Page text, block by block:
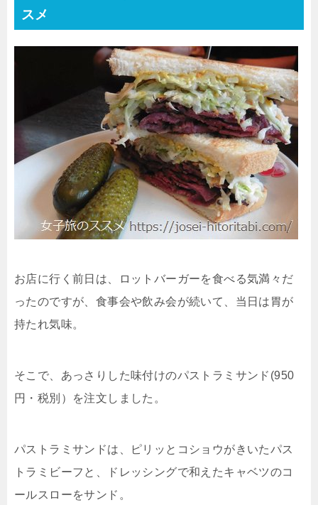
スメ
お店に行く前日は、ロットバーガーを食べる気満々だ
ったのですが、食事会や飲み会が続いて、当日は胃が
持たれ気味。
そこで、あっさりした味付けのパストラミサンド(950
円・税別）を注文しました。
パストラミサンドは、ピリッとコショウがきいたパス
トラミビーフと、ドレッシングで和えたキャベツのコ
ールスローをサンド。